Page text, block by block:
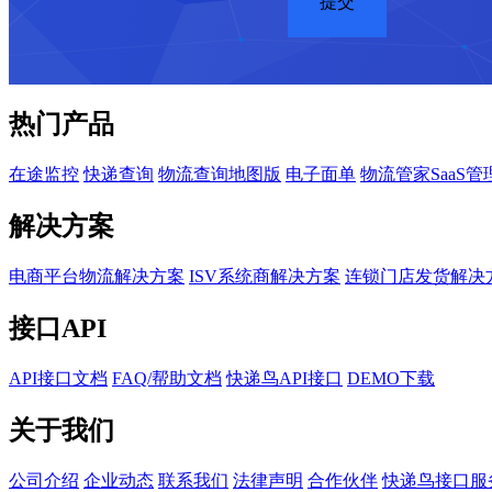
热门产品
在途监控 快递查询 物流查询地图版 电子面单 物流管家SaaS管
解决方案
电商平台物流解决方案 ISV系统商解决方案 连锁门店发货解决
接口API
API接口文档 FAQ/帮助文档 快递鸟API接口 DEMO下载
关于我们
公司介绍 企业动态 联系我们 法律声明 合作伙伴 快递鸟接口服